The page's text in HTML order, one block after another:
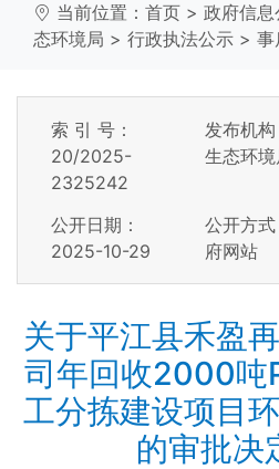
当前位置： 首页 > 政府信息
态环境局 > 行政执法公示 > 事
索 引 号：
20/2025-
2325242
发布机
生态环境
公开日期：
2025-10-29
公开方
府网站
关于平江县禾盈
司年回收2000吨
工分拣建设项目
的审批决